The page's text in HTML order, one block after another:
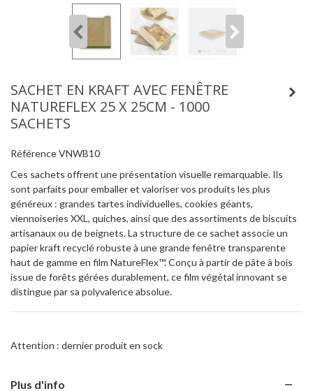
SACHET EN KRAFT AVEC FENÊTRE
NATUREFLEX 25 X 25CM - 1000
SACHETS
RéférenceVNWB10
Ces sachets offrent une présentation visuelle remarquable. Ils
sont parfaits pour emballer et valoriser vos produits les plus
généreux : grandes tartes individuelles, cookies géants,
viennoiseries XXL, quiches, ainsi que des assortiments de biscuits
artisanaux ou de beignets. La structure de ce sachet associe un
papier kraft recyclé robuste à une grande fenêtre transparente
haut de gamme en film NatureFlex™. Conçu à partir de pâte à bois
issue de forêts gérées durablement, ce film végétal innovant se
distingue par sa polyvalence absolue.
Attention : dernier produit en sock
Plus d'info